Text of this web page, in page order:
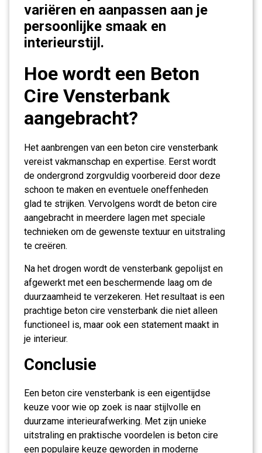
variëren en aanpassen aan je
persoonlijke smaak en
interieurstijl.
Hoe wordt een Beton
Cire Vensterbank
aangebracht?
Het aanbrengen van een beton cire vensterbank
vereist vakmanschap en expertise. Eerst wordt
de ondergrond zorgvuldig voorbereid door deze
schoon te maken en eventuele oneffenheden
glad te strijken. Vervolgens wordt de beton cire
aangebracht in meerdere lagen met speciale
technieken om de gewenste textuur en uitstraling
te creëren.
Na het drogen wordt de vensterbank gepolijst en
afgewerkt met een beschermende laag om de
duurzaamheid te verzekeren. Het resultaat is een
prachtige beton cire vensterbank die niet alleen
functioneel is, maar ook een statement maakt in
je interieur.
Conclusie
Een beton cire vensterbank is een eigentijdse
keuze voor wie op zoek is naar stijlvolle en
duurzame interieurafwerking. Met zijn unieke
uitstraling en praktische voordelen is beton cire
een populaire keuze geworden in moderne